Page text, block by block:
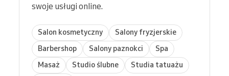
swoje usługi online.
Salon kosmetyczny
Salony fryzjerskie
Barbershop
Salony paznokci
Spa
Masaż
Studio ślubne
Studia tatuażu